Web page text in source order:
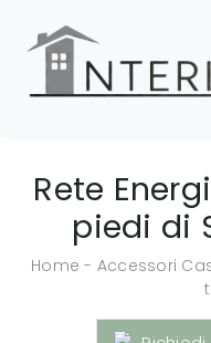
Rete
piedi di
Home - Accessori